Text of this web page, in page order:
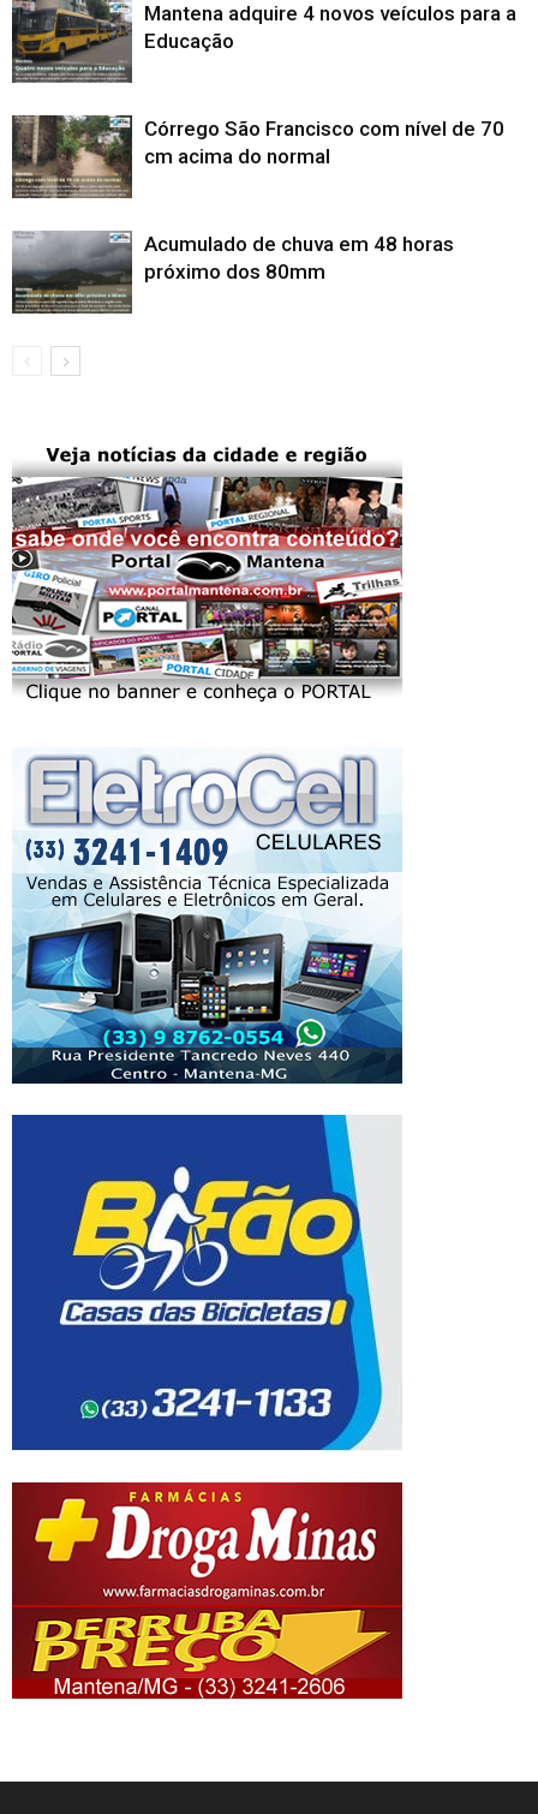
Mantena adquire 4 novos veículos para a
Educação
Córrego São Francisco com nível de 70
cm acima do normal
Acumulado de chuva em 48 horas
próximo dos 80mm